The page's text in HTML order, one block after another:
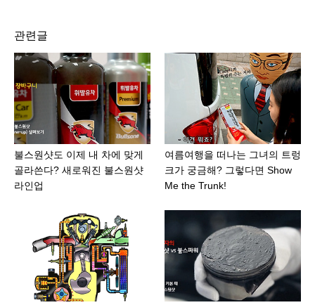
관련글
불스원샷도 이제 내 차에 맞게
골라쓴다? 새로워진 불스원샷
라인업
여름여행을 떠나는 그녀의 트렁
크가 궁금해? 그렇다면 Show
Me the Trunk!